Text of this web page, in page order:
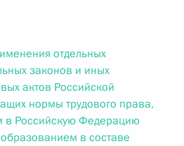
отдельных
законов и иных
актов Российской
нормы трудового права,
в Российскую Федерацию
в составе